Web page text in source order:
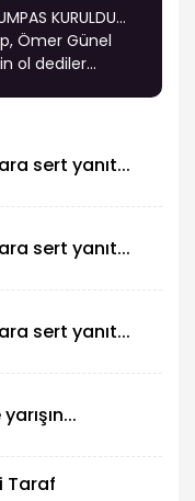
KURULDU…
Ömer Günel
ol dediler...
sert yanıt...
sert yanıt...
sert yanıt...
Taraf